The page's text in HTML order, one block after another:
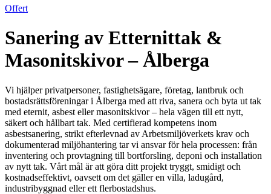
Offert
Sanering av Etternittak &
Masonitskivor – Ålberga
Vi hjälper privatpersoner, fastighetsägare, företag, lantbruk och
bostadsrättsföreningar i Ålberga med att riva, sanera och byta ut tak
med eternit, asbest eller masonitskivor – hela vägen till ett nytt,
säkert och hållbart tak. Med certifierad kompetens inom
asbestsanering, strikt efterlevnad av Arbetsmiljöverkets krav och
dokumenterad miljöhantering tar vi ansvar för hela processen: från
inventering och provtagning till bortforsling, deponi och installation
av nytt tak. Vårt mål är att göra ditt projekt tryggt, smidigt och
kostnadseffektivt, oavsett om det gäller en villa, ladugård,
industribyggnad eller ett flerbostadshus.